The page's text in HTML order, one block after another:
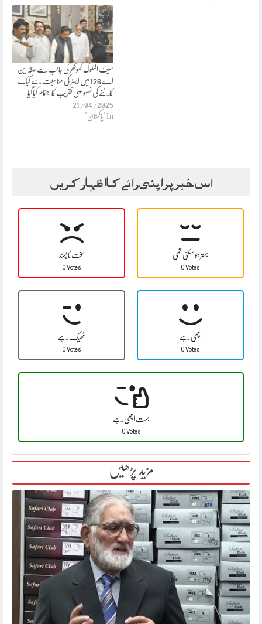
سیف الملوک کھوکھر کی جانب سے حلقہ این
اے 126میں ایسٹر کی مناسبت سے کیک
کاٹنے کی خصوصی تقریب کا اہتمام کیا گیا
21/04/2025
In "پاکستان"
اس خبر پر اپنی رائے کا اظہار کریں
سخت نا پسند
0 Votes
بہتر ہو سکتی تھی
0 Votes
ٹھیک ہے
0 Votes
اچھی ہے
0 Votes
بہت اچھی ہے
0 Votes
مزید پڑھیں